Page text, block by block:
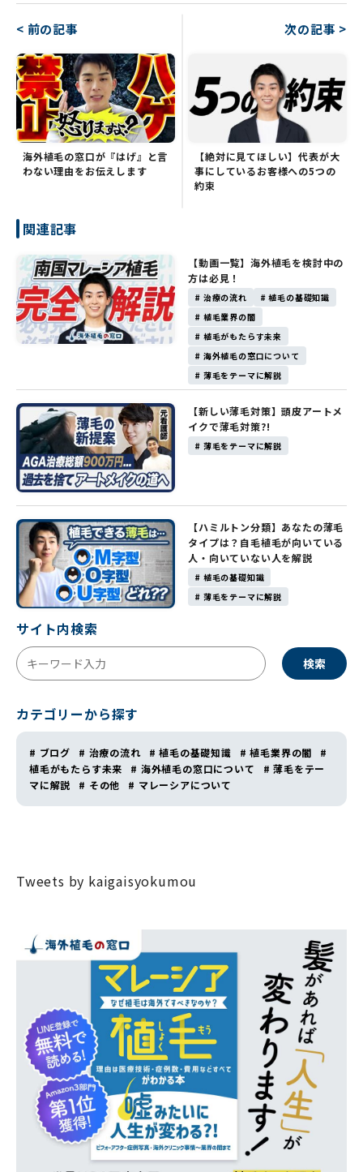
< 前の記事
海外植毛の窓口が『はげ』と言
わない理由をお伝えします
次の記事 >
【絶対に見てほしい】代表が大
事にしているお客様への5つの
約束
関連記事
# 治療の流れ
# 植毛の基礎知識
# 植毛業界の闇
# 植毛がもたらす未来
# 海外植毛の窓口について
# 薄毛をテーマに解説
【動画一覧】海外植毛を検討中の
方は必見！
# 薄毛をテーマに解説
【新しい薄毛対策】頭皮アートメ
イクで薄毛対策?!
# 植毛の基礎知識
# 薄毛をテーマに解説
【ハミルトン分類】あなたの薄毛
タイプは？自毛植毛が向いている
人・向いていない人を解説
サイト内検索
検索
カテゴリーから探す
# ブログ # 治療の流れ # 植毛の基礎知識 # 植毛業界の闇
#
植毛がもたらす未来
# 海外植毛の窓口について
# 薄毛をテー
マに解説
# その他 # マレーシアについて
Tweets by kaigaisyokumou